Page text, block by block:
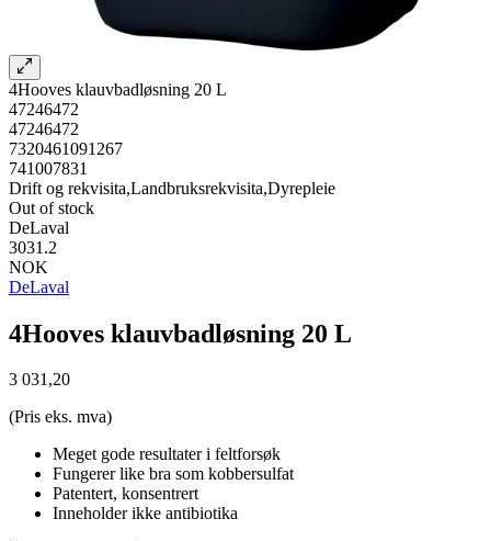
4Hooves klauvbadløsning 20 L
47246472
47246472
7320461091267
741007831
Drift og rekvisita,Landbruksrekvisita,Dyrepleie
Out of stock
DeLaval
3031.2
NOK
DeLaval
4Hooves klauvbadløsning 20 L
3 031,20
(Pris eks. mva)
Meget gode resultater i feltforsøk
Fungerer like bra som kobbersulfat
Patentert, konsentrert
Inneholder ikke antibiotika